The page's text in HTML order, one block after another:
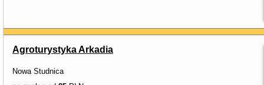
Agroturystyka Arkadia
Nowa Studnica